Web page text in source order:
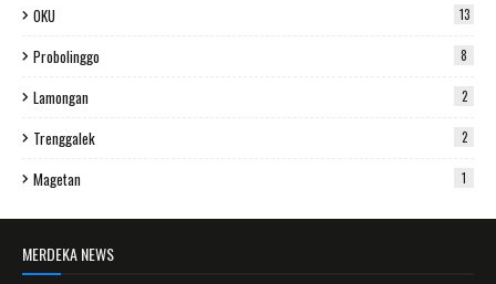
OKU 13
Probolinggo 8
Lamongan 2
Trenggalek 2
Magetan 1
MERDEKA NEWS